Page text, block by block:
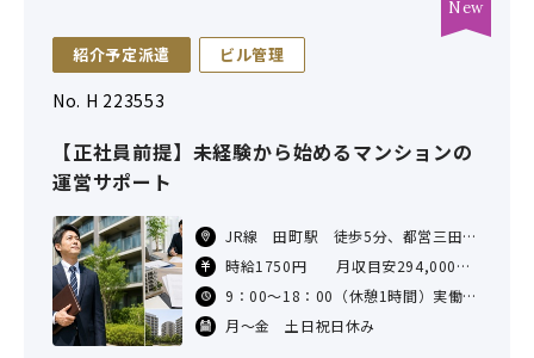
紹介予定派遣 ビル管理
No. H 223553
【正社員前提】未経験から始めるマンションの
運営サポート
JR線 田町駅 徒歩5分、都営三田
線 三田駅 徒歩3分 都営浅草線
三田駅 徒歩4分
時給1750円 月収目安294,000円
（8H×21日勤務の場合）
交通費規定内支給
9：00～18：00（休憩1時間）実働8
時間
月～金 土日祝日休み